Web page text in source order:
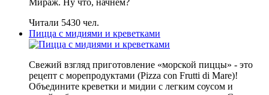
Читали 5430 чел.
Пицца с мидиями и креветками
Свежий взгляд приготовление «морской пиццы» - это
рецепт с морепродуктами (Pizza con Frutti di Mare)!
Объедините креветки и мидии с легким соусом и